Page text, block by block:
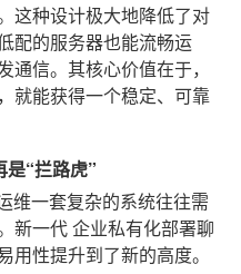
这种设计极大地降低了对
配的服务器也能流畅运
通信。其核心价值在于，
就能获得一个稳定、可靠
“拦路虎”
维一套复杂的系统往往需
新一代 企业私有化部署聊
用性提升到了新的高度。